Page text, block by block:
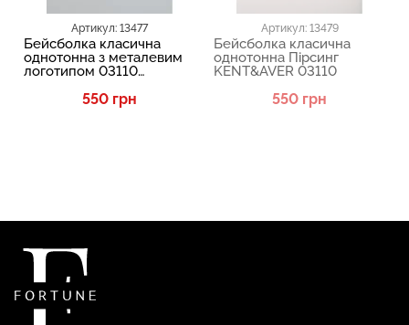
Артикул: 13477
Бейсболка класична
однотонна з металевим
логотипом 03110
550 грн
Артикул: 13479
Бейсболка класична
однотонна Пірсинг
KENT&AVER 03110
550 грн